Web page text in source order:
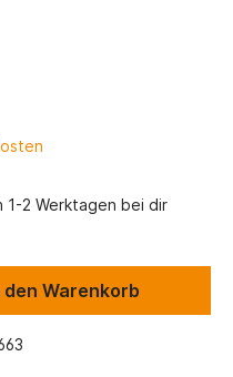
2 Werktagen bei dir
den Warenkorb